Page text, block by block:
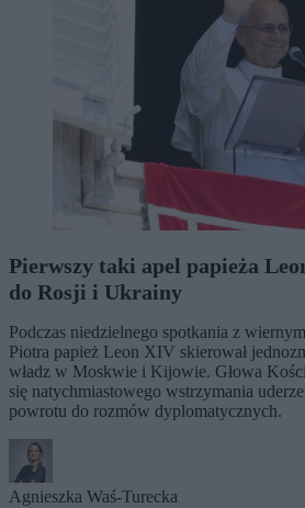
Pierwszy taki apel papieża
do Rosji i Ukrainy
Podczas niedzielnego spotkania z
Piotra papież Leon XIV skierował
władz w Moskwie i Kijowie. Głowa
się natychmiastowego wstrzymania
powrotu do rozmów dyplomatycznych.
Agnieszka Waś-Turecka